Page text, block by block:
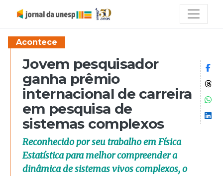
Acontece
Jovem pesquisador
ganha prêmio
internacional de carreira
em pesquisa de
sistemas complexos
Reconhecido por seu trabalho em Física
Estatística para melhor compreender a
dinâmica de sistemas vivos complexos, o